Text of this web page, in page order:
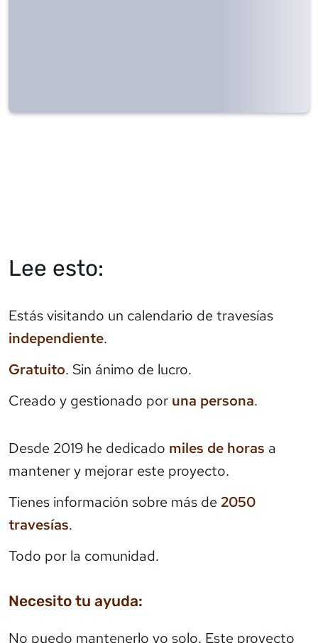
Lee esto:
Estás visitando un calendario de travesías
independiente.
Gratuito. Sin ánimo de lucro.
Creado y gestionado por una persona.
Desde 2019 he dedicado miles de horas a
mantener y mejorar este proyecto.
Tienes información sobre más de 2050
travesías.
Todo por la comunidad.
Necesito tu ayuda:
No puedo mantenerlo yo solo. Este proyecto